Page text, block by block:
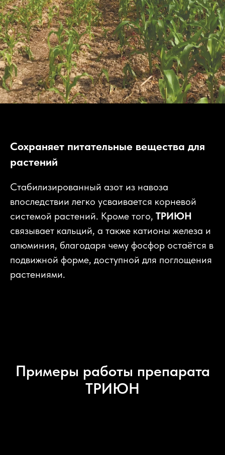
Сохраняет питательн ые вещества для
растений
Стабилизированный азот из навоза
впоследствии легко усваивается корневой
системой растений. Кроме того, ТРИЮН
связывает кальций, а также катионы железа и
алюминия, благодаря чему фосфор остаётся в
подвижной форме, доступной для поглощения
растениями.
Примеры работы препарата
ТРИЮН